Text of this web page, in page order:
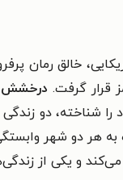
قرار گرفت.
شناخته، دو
به هر دو شهر
و یکی از